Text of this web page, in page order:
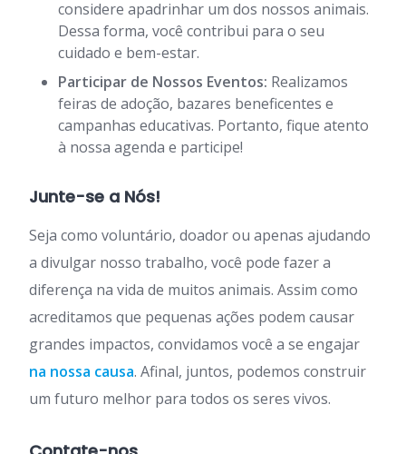
considere apadrinhar um dos nossos animais.
Dessa forma, você contribui para o seu
cuidado e bem-estar.
Participar de Nossos Eventos: Realizamos
feiras de adoção, bazares beneficentes e
campanhas educativas. Portanto, fique atento
à nossa agenda e participe!
Junte-se a Nós!
Seja como voluntário, doador ou apenas ajudando
a divulgar nosso trabalho, você pode fazer a
diferença na vida de muitos animais. Assim como
acreditamos que pequenas ações podem causar
grandes impactos, convidamos você a se engajar
na nossa causa. Afinal, juntos, podemos construir
um futuro melhor para todos os seres vivos.